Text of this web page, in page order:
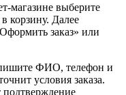
магазине выберите
корзину. Далее
заказ» или
ФИО, телефон и
условия заказа.
подтверждение